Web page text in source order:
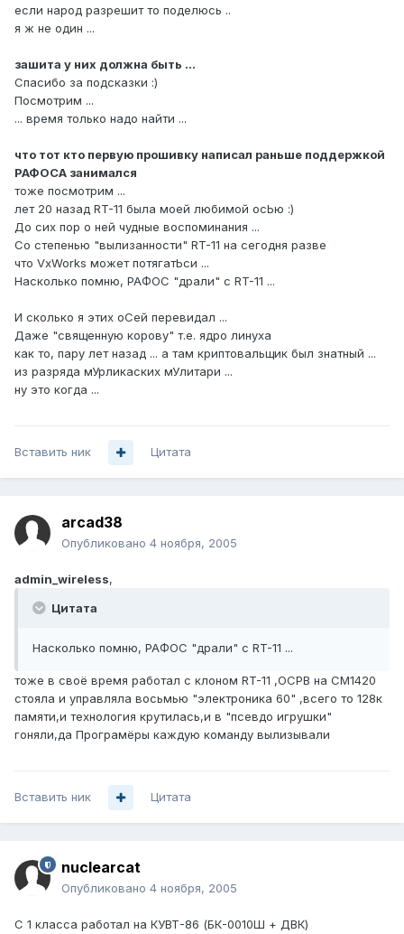
если народ разрешит то поделюсь ..
я ж не один ...
зашита у них должна быть ...
Спасибо за подсказки :)
Посмотрим ...
... время только надо найти ...
что тот кто первую прошивку написал раньше поддержкой
РАФОСА занимался
тоже посмотрим ...
лет 20 назад RT-11 была моей любимой осЬю :)
До сих пор о ней чудные воспоминания ...
Со степенью "вылизанности" RT-11 на сегодня разве
что VxWorks может потягатЬси ...
Насколько помню, РАФОС "драли" с RT-11 ...
И сколько я этих оСей перевидал ...
Даже "священную корову" т.е. ядро линуха
как то, пару лет назад ... а там криптовальщик был знатный ...
из разряда мУрликаских мУлитари ...
ну это когда ...
Вставить ник Цитата
arcad38
Опубликовано 4 ноября, 2005
admin_wireless,
Цитата
Насколько помню, РАФОС "драли" с RT-11 ...
тоже в своё время работал с клоном RT-11 ,ОСРВ на СМ1420
стояла и управляла восьмью "электроника 60" ,всего то 128к
памяти,и технология крутилась,и в "псевдо игрушки"
гоняли,да Програмёры каждую команду вылизывали
Вставить ник Цитата
nuclearcat
Опубликовано 4 ноября, 2005
С 1 класса работал на КУВТ-86 (БК-0010Ш + ДВК)